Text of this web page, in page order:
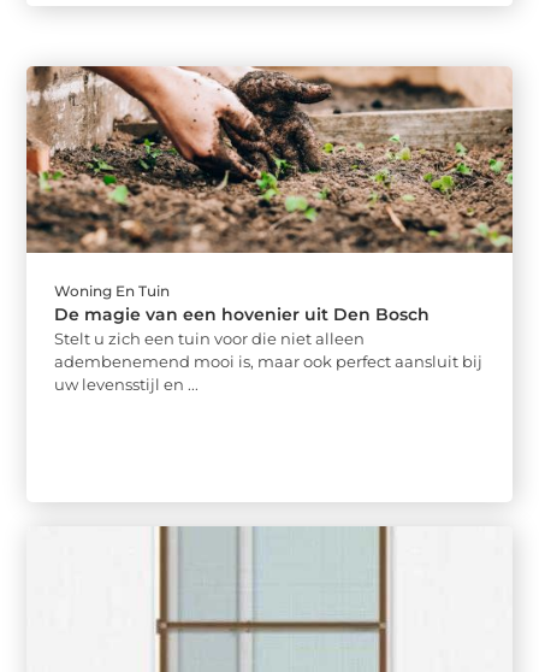
Woning En Tuin
De magie van een hovenier uit Den Bosch
Stelt u zich een tuin voor die niet alleen
adembenemend mooi is, maar ook perfect aansluit bij
uw levensstijl en ...